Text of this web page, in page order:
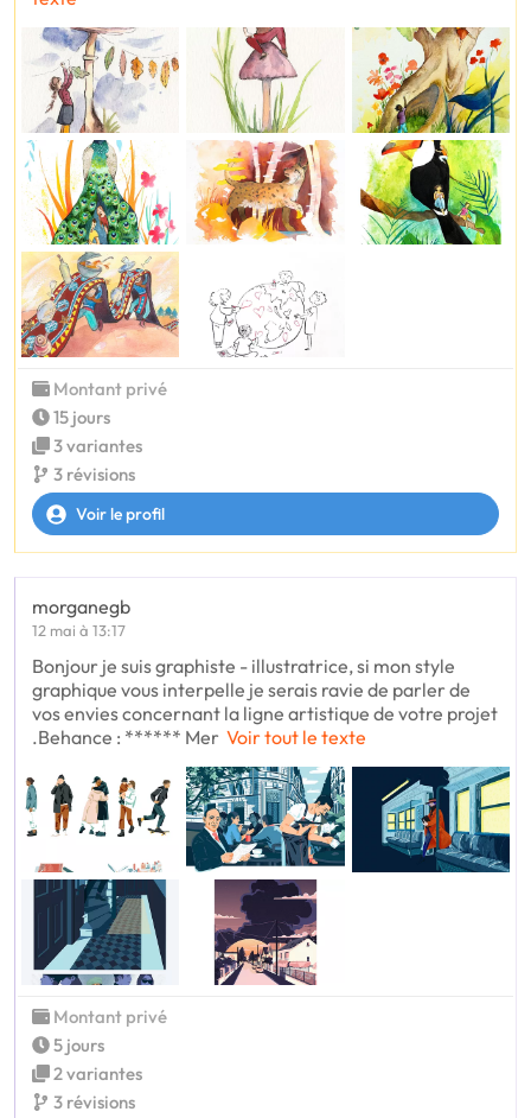
Montant privé
15 jours
3 variantes
3 révisions
Voir le profil
morganegb
12 mai à 13:17
Bonjour je suis graphiste - illustratrice, si mon style
graphique vous interpelle je serais ravie de parler de
vos envies concernant la ligne artistique de votre projet
.Behance : ****** Mer Voir tout le texte
Montant privé
5 jours
2 variantes
3 révisions